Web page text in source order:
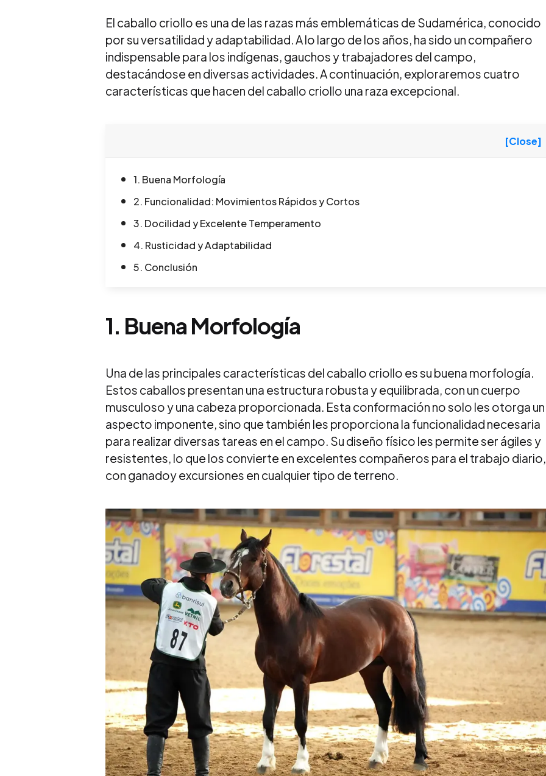
El caballo criollo es una de las razas más emblemáticas de Sudamérica, conocido
por su versatilidad y adaptabilidad. A lo largo de los años, ha sido un compañero
indispensable para los indígenas, gauchos y trabajadores del campo,
destacándose en diversas actividades. A continuación, exploraremos cuatro
características que hacen del caballo criollo una raza excepcional.
[Close]
1. Buena Morfología
2. Funcionalidad: Movimientos Rápidos y Cortos
3. Docilidad y Excelente Temperamento
4. Rusticidad y Adaptabilidad
5. Conclusión
1. Buena Morfología
Una de las principales características del caballo criollo es su buena morfología.
Estos caballos presentan una estructura robusta y equilibrada, con un cuerpo
musculoso y una cabeza proporcionada. Esta conformación no solo les otorga un
aspecto imponente, sino que también les proporciona la funcionalidad necesaria
para realizar diversas tareas en el campo. Su diseño físico les permite ser ágiles y
resistentes, lo que los convierte en excelentes compañeros para el trabajo diario,
con ganadoy excursiones en cualquier tipo de terreno.